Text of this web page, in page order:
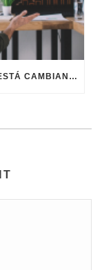
PERSONALIZACIÓN A ESCALA: LA IA ESTÁ CAMBIANDO EL MARKETING